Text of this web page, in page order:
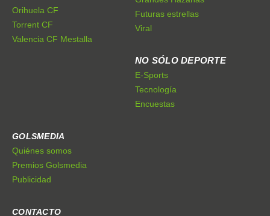
Torrent CF
Valencia CF Mestalla
Viral
E-Sports
Tecnología
Encuestas
Quiénes somos
Premios Golsmedia
Publicidad
Dónde estamos